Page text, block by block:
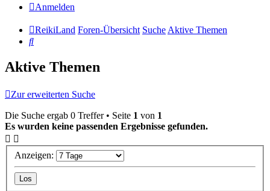
Anmelden
ReikiLand Foren-Übersicht SucheAktive Themen
Suche
Aktive Themen
Zur erweiterten Suche
Die Suche ergab 0 Treffer • Seite 1 von 1
Es wurden keine passenden Ergebnisse gefunden.
Anzeigen: